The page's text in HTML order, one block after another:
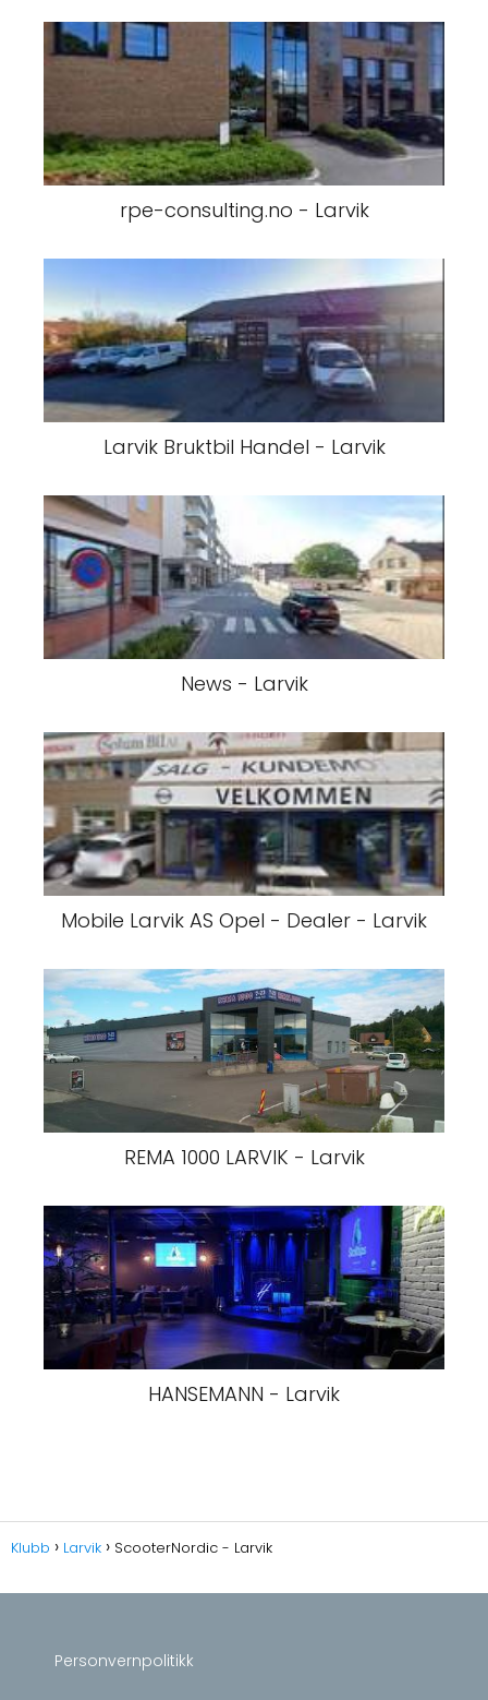
rpe-consulting.no - Larvik
Larvik Bruktbil Handel - Larvik
News - Larvik
Mobile Larvik AS Opel - Dealer - Larvik
REMA 1000 LARVIK - Larvik
HANSEMANN - Larvik
Klubb Larvik ScooterNordic - Larvik
Personvernpolitikk